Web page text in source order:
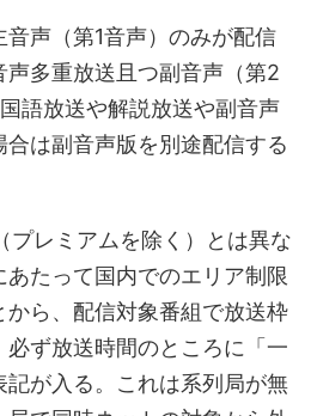
声（第1音声）のみが配信
声多重放送且つ副音声（第2
語放送や解説放送や副音声
は副音声版を別途配信する
プレミアムを除く）とは異な
あたって国内でのエリア制限
ら、配信対象番組で放送枠
ず放送時間のところに「一
が入る。これは系列局が無